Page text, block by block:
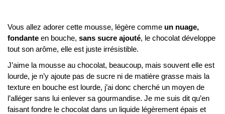
Vous allez adorer cette mousse, légère comme un nuage,
fondante en bouche, sans sucre ajouté, le chocolat développe
tout son arôme, elle est juste irrésistible.
J’aime la mousse au chocolat, beaucoup, mais souvent elle est
lourde, je n’y ajoute pas de sucre ni de matière grasse mais la
texture en bouche est lourde, j’ai donc cherché un moyen de
l’alléger sans lui enlever sa gourmandise. Je me suis dit qu’en
faisant fondre le chocolat dans un liquide légèrement épais et